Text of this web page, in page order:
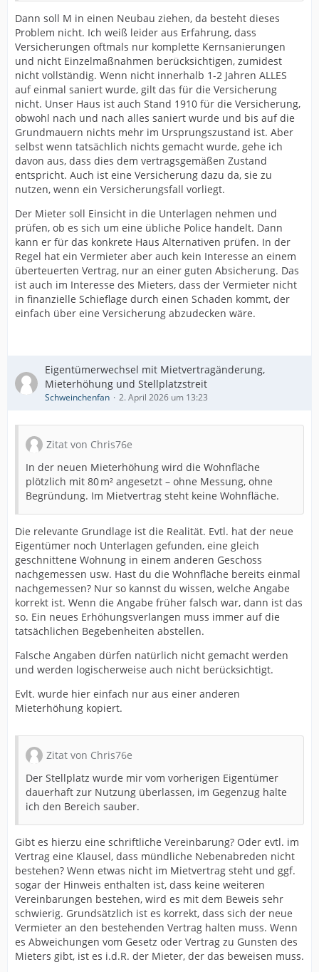
Dann soll M in einen Neubau ziehen, da besteht dieses
Problem nicht. Ich weiß leider aus Erfahrung, dass
Versicherungen oftmals nur komplette Kernsanierungen
und nicht Einzelmaßnahmen berücksichtigen, zumidest
nicht vollständig. Wenn nicht innerhalb 1-2 Jahren ALLES
auf einmal saniert wurde, gilt das für die Versicherung
nicht. Unser Haus ist auch Stand 1910 für die Versicherung,
obwohl nach und nach alles saniert wurde und bis auf die
Grundmauern nichts mehr im Ursprungszustand ist. Aber
selbst wenn tatsächlich nichts gemacht wurde, gehe ich
davon aus, dass dies dem vertragsgemäßen Zustand
entspricht. Auch ist eine Versicherung dazu da, sie zu
nutzen, wenn ein Versicherungsfall vorliegt.
Der Mieter soll Einsicht in die Unterlagen nehmen und
prüfen, ob es sich um eine übliche Police handelt. Dann
kann er für das konkrete Haus Alternativen prüfen. In der
Regel hat ein Vermieter aber auch kein Interesse an einem
überteuerten Vertrag, nur an einer guten Absicherung. Das
ist auch im Interesse des Mieters, dass der Vermieter nicht
in finanzielle Schieflage durch einen Schaden kommt, der
einfach über eine Versicherung abzudecken wäre.
Eigentümerwechsel mit Mietvertragänderung,
Mieterhöhung und Stellplatzstreit
Schweinchenfan 2. April 2026 um 13:23
Zitat von Chris76e
In der neuen Mieterhöhung wird die Wohnfläche
plötzlich mit 80 m² angesetzt – ohne Messung, ohne
Begründung. Im Mietvertrag steht keine Wohnfläche.
Die relevante Grundlage ist die Realität. Evtl. hat der neue
Eigentümer noch Unterlagen gefunden, eine gleich
geschnittene Wohnung in einem anderen Geschoss
nachgemessen usw. Hast du die Wohnfläche bereits einmal
nachgemessen? Nur so kannst du wissen, welche Angabe
korrekt ist. Wenn die Angabe früher falsch war, dann ist das
so. Ein neues Erhöhungsverlangen muss immer auf die
tatsächlichen Begebenheiten abstellen.
Falsche Angaben dürfen natürlich nicht gemacht werden
und werden logischerweise auch nicht berücksichtigt.
Evlt. wurde hier einfach nur aus einer anderen
Mieterhöhung kopiert.
Zitat von Chris76e
Der Stellplatz wurde mir vom vorherigen Eigentümer
dauerhaft zur Nutzung überlassen, im Gegenzug halte
ich den Bereich sauber.
Gibt es hierzu eine schriftliche Vereinbarung? Oder evtl. im
Vertrag eine Klausel, dass mündliche Nebenabreden nicht
bestehen? Wenn etwas nicht im Mietvertrag steht und ggf.
sogar der Hinweis enthalten ist, dass keine weiteren
Vereinbarungen bestehen, wird es mit dem Beweis sehr
schwierig. Grundsätzlich ist es korrekt, dass sich der neue
Vermieter an den bestehenden Vertrag halten muss. Wenn
es Abweichungen vom Gesetz oder Vertrag zu Gunsten des
Mieters gibt, ist es i.d.R. der Mieter, der das beweisen muss.